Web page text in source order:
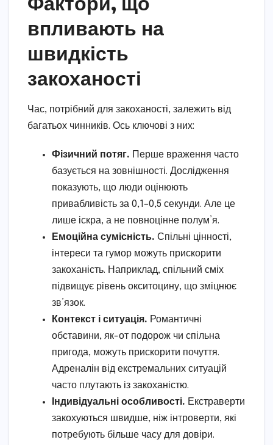
впливають на
швидкість
закоханості
Час, потрібний для закоханості, залежить від
багатьох чинників. Ось ключові з них:
Фізичний потяг. Перше враження часто
базується на зовнішності. Дослідження
показують, що люди оцінюють
привабливість за 0,1–0,5 секунди. Але це
лише іскра, а не повноцінне полум’я.
Емоційна сумісність. Спільні цінності,
інтереси та гумор можуть прискорити
закоханість. Наприклад, спільний сміх
підвищує рівень окситоцину, що зміцнює
зв’язок.
Контекст і ситуація. Романтичні
обставини, як-от подорож чи спільна
пригода, можуть прискорити почуття.
Адреналін від екстремальних ситуацій
часто плутають із закоханістю.
Індивідуальні особливості. Екстраверти
закохуються швидше, ніж інтроверти, які
потребують більше часу для довіри.